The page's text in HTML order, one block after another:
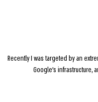
Recently I was targeted by an
Google's infrastructure,